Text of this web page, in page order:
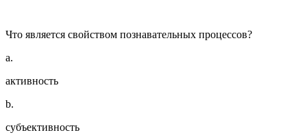
Что является свойством познавательных процессов?
a.
активность
b.
субъективность